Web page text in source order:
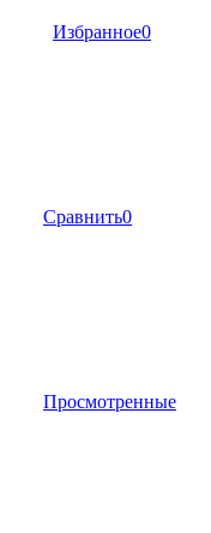
Избранное0
Сравнить0
Просмотренные